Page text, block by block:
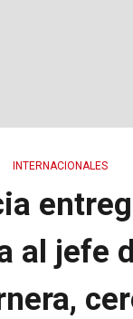
INTERNACIONALES
al jefe